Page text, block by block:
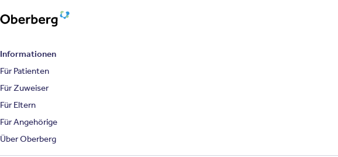
Informationen
Für Patienten
Für Zuweiser
Für Eltern
Für Angehörige
Über Oberberg